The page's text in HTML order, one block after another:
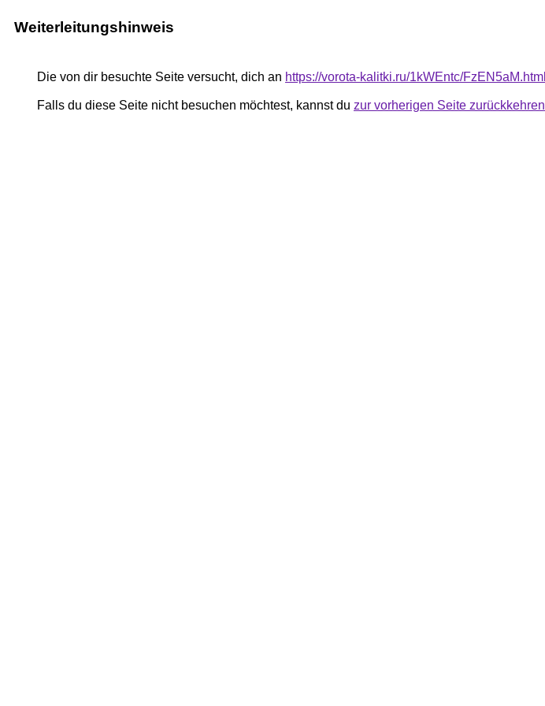
Weiterleitungshinweis
Die von dir besuchte Seite versucht, dich an https://vorota-kalitki.ru/1kWEntc/FzEN5aM.html
Falls du diese Seite nicht besuchen möchtest, kannst du zur vorherigen Seite zurückkehren